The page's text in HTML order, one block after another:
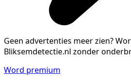
Geen advertenties meer zien?
Bliksemdetectie.nl zonder
Word premium